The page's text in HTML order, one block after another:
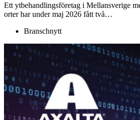
Ett ytbehandlingsföretag i Mellansverige
orter har under maj 2026 fått två…
Branschnytt